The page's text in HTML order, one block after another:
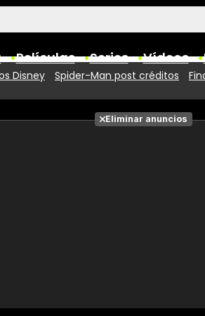
Películas Series Vídeos
Fotos
Disney Spider-Man post créditos
Eliminar anuncios